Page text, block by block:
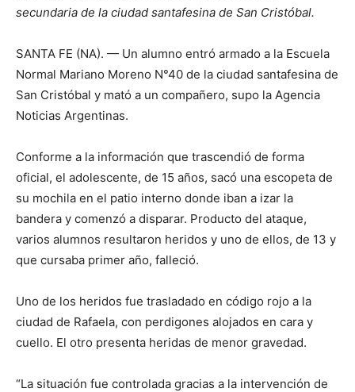
secundaria de la ciudad santafesina de San Cristóbal.
SANTA FE (NA). — Un alumno entró armado a la Escuela
Normal Mariano Moreno N°40 de la ciudad santafesina de
San Cristóbal y mató a un compañero, supo la Agencia
Noticias Argentinas.
Conforme a la información que trascendió de forma
oficial, el adolescente, de 15 años, sacó una escopeta de
su mochila en el patio interno donde iban a izar la
bandera y comenzó a disparar. Producto del ataque,
varios alumnos resultaron heridos y uno de ellos, de 13 y
que cursaba primer año, falleció.
Uno de los heridos fue trasladado en código rojo a la
ciudad de Rafaela, con perdigones alojados en cara y
cuello. El otro presenta heridas de menor gravedad.
“La situación fue controlada gracias a la intervención de